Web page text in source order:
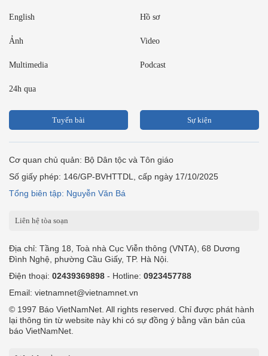
English Hồ sơ
Ảnh Video
Multimedia Podcast
24h qua
Tuyến bài Sự kiện
Cơ quan chủ quản: Bộ Dân tộc và Tôn giáo
Số giấy phép: 146/GP-BVHTTDL, cấp ngày 17/10/2025
Tổng biên tập: Nguyễn Văn Bá
Liên hệ tòa soạn
Địa chỉ: Tầng 18, Toà nhà Cục Viễn thông (VNTA), 68 Dương
Đình Nghệ, phường Cầu Giấy, TP. Hà Nội.
Điện thoại: 02439369898 - Hotline: 0923457788
Email: vietnamnet@vietnamnet.vn
© 1997 Báo VietNamNet. All rights reserved. Chỉ được phát hành
lại thông tin từ website này khi có sự đồng ý bằng văn bản của
báo VietNamNet.